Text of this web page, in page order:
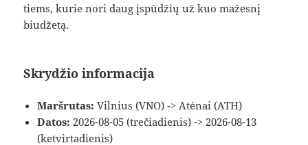
tiems, kurie nori daug įspūdžių už kuo mažesnį
biudžetą.
Skrydžio informacija
Maršrutas: Vilnius (VNO) -> Atėnai (ATH)
Datos: 2026-08-05 (trečiadienis) -> 2026-08-13
(ketvirtadienis)